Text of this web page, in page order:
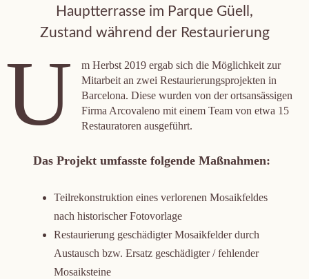
Hauptterrasse im Parque Güell,
Zustand während der Restaurierung
U
m Herbst 2019 ergab sich die Möglichkeit zur
Mitarbeit an zwei Restaurierungsprojekten in
Barcelona. Diese wurden von der ortsansässigen
Firma Arcovaleno mit einem Team von etwa 15
Restauratoren ausgeführt.
Das Projekt umfasste folgende Maßnahmen:
Teilrekonstruktion eines verlorenen Mosaikfeldes
nach historischer Fotovorlage
Restaurierung geschädigter Mosaikfelder durch
Austausch bzw. Ersatz geschädigter / fehlender
Mosaiksteine